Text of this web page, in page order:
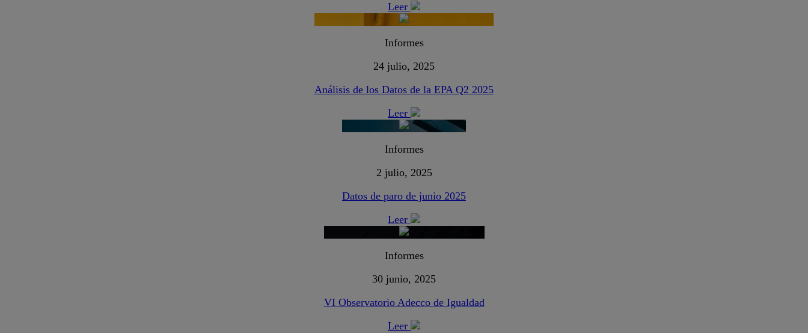
Leer
Informes
24 julio, 2025
Análisis de los Datos de la EPA Q2 2025
Leer
Informes
2 julio, 2025
Datos de paro de junio 2025
Leer
Informes
30 junio, 2025
VI Observatorio Adecco de Igualdad
Leer